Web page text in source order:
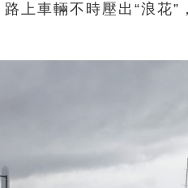
上車輛不時壓出“浪花”